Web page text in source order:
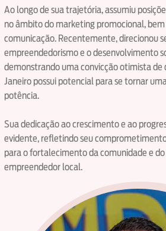
Ao longo de sua trajetória, assumiu
no âmbito do marketing promocional,
comunicação. Recentemente, direcionou
empreendedorismo e o desenvolvimento
demonstrando uma convicção otimista de
Janeiro possui potencial para se tornar
potência.
Sua dedicação ao crescimento e ao
evidente, refletindo seu
para o fortalecimento da comunidade e
empreendedor local.